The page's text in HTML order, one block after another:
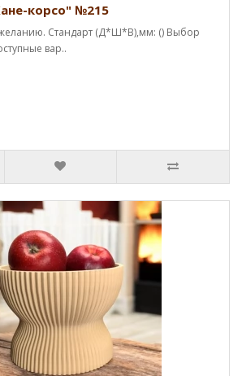
корсо" №215
Стандарт (Д*Ш*В),мм: () Выбор
вар..